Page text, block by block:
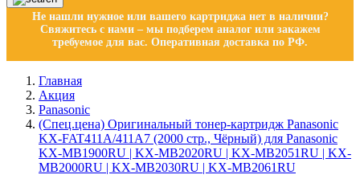
Не нашли нужное или вашего картриджа нет в наличии?
Свяжитесь с нами – мы подберем аналог или закажем
требуемое для вас. Оперативная доставка по РФ.
Главная
Акция
Panasonic
(Спец.цена) Оригинальный тонер-картридж Panasonic
KX-FAT411A/411A7 (2000 стр., Чёрный) для Panasonic
KX-MB1900RU | KX-MB2020RU | KX-MB2051RU | KX-
MB2000RU | KX-MB2030RU | KX-MB2061RU